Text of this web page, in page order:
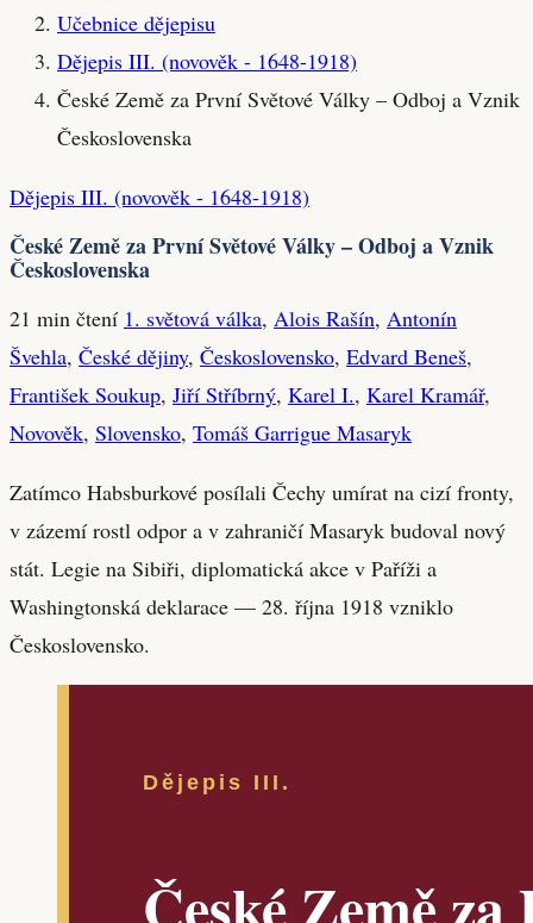
Učebnice dějepisu
Dějepis III. (novověk - 1648-1918)
České Země za První Světové Války – Odboj a Vznik
Československa
Dějepis III. (novověk - 1648-1918)
České Země za První Světové Války – Odboj a Vznik
Československa
21 min čtení 1. světová válka, Alois Rašín, Antonín
Švehla, České dějiny, Československo, Edvard Beneš,
František Soukup, Jiří Stříbrný, Karel I., Karel Kramář,
Novověk, Slovensko, Tomáš Garrigue Masaryk
Zatímco Habsburkové posílali Čechy umírat na cizí fronty,
v zázemí rostl odpor a v zahraničí Masaryk budoval nový
stát. Legie na Sibiři, diplomatická akce v Paříži a
Washingtonská deklarace — 28. října 1918 vzniklo
Československo.